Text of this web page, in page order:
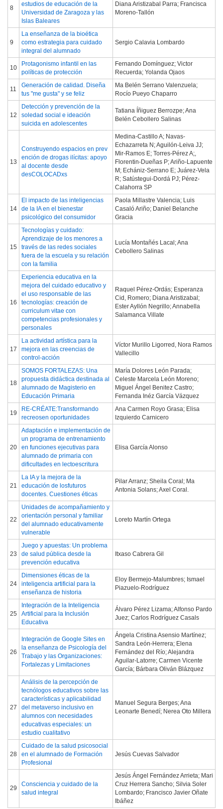
8
estudios de educación de la
Universidad de Zaragoza y las
Islas Baleares
Diana Aristizabal Parra; Francisca
Moreno-Tallón
9
La enseñanza de la bioética
como estrategia para cuidado
integral del alumnado
Sergio Calavia Lombardo
10
Protagonismo infantil en las
políticas de protección
Fernando Domínguez; Victor
Recuerda; Yolanda Ojaos
11
Generación de calidad. Diseña
tus "me gusta" y se feliz
Ma Belén Serrano Valenzuela;
Rocío Pueyo Chaparro
12
Detección y prevención de la
soledad social e ideación
suicida en adolescentes
Tatiana Íñiguez Berrozpe; Ana
Belén Cebollero Salinas
13
Construyendo espacios en prev
ención de drogas ilícitas: apoyo
al docente desde
desCOLOCADxs
Medina-Castillo A; Navas-
Echazarreta N; Aguilón-Leiva JJ;
Mir-Ramos E; Torres-Pérez A;,
Florentin-Dueñas P; Ariño-Lapuente
M; Echániz-Serrano E; Juárez-Vela
R; Satústegui-Dordá PJ; Pérez-
Calahorra SP
14
El impacto de las inteligencias
de la IA en el bienestar
psicológico del consumidor
Paola Millastre Valencia; Luis
Casaló Ariño; Daniel Belanche
Gracia
15
Tecnologías y cuidado:
Aprendizaje de los menores a
través de las redes sociales
fuera de la escuela y su relación
con la familia
Lucía Montañés Lacal; Ana
Cebollero Salinas
16
Experiencia educativa en la
mejora del cuidado educativo y
el uso responsable de las
tecnologías: creación de
curriculum vitae con
competencias profesionales y
personales
Raquel Pérez-Ordás; Esperanza
Cid, Romero; Diana Aristizabal;
Ester Ayllón Negrillo; Annabella
Salamanca Villate
17
La actividad artística para la
mejora en las creencias de
control-acción
Víctor Murillo Ligorred, Nora Ramos
Vallecillo
18
SOMOS FORTALEZAS: Una
propuesta didáctica destinada al
alumnado de Magisterio en
Educación Primaria
María Dolores León Parada;
Celeste Marcela León Moreno;
Miguel Ángel Benitez Castro;
Fernanda Inéz García Vázquez
19
RE-CRÉATE:Transformando
recreosen oportunidades
Ana Carmen Royo Grasa; Elisa
Izquierdo Carnicero
20
Adaptación e implementación de
un programa de entrenamiento
en funciones ejecutivas para
alumnado de primaria con
dificultades en lectoescritura
Elisa García Alonso
21
La IA y la mejora de la
educación de losfuturos
docentes. Cuestiones éticas
Pilar Arranz; Sheila Coral; Ma
Antonia Solans; Axel Coral.
22
Unidades de acompañamiento y
orientación personal y familiar
del alumnado educativamente
vulnerable
Loreto Martín Ortega
23
Juego y apuestas: Un problema
de salud pública desde la
prevención educativa
Itxaso Cabrera Gil
24
Dimensiones éticas de la
inteligencia artificial para la
enseñanza de historia
Eloy Bermejo-Malumbres; Ismael
Piazuelo-Rodríguez
25
Integración de la Inteligencia
Artificial para la Inclusión
Educativa
Álvaro Pérez Lizama; Alfonso Pardo
Juez; Carlos Rodríguez Casals
26
Integración de Google Sites en
la enseñanza de Psicología del
Trabajo y las Organizaciones:
Fortalezas y Limitaciones
Ángela Cristina Asensio Martínez;
Sandra León-Herrera; Elena
Fernández del Río; Alejandra
Aguilar-Latorre; Carmen Vicente
García; Bárbara Oliván Blázquez
27
Análisis de la percepción de
tecnólogos educativos sobre las
características y aplicabilidad
del metaverso inclusivo en
alumnos con necesidades
educativas especiales: un
estudio cualitativo
Manuel Segura Berges; Ana
Leonarte Benedí; Nerea Oto Millera
28
Cuidado de la salud psicosocial
en el alumnado de Formación
Profesional
Jesús Cuevas Salvador
29
Consciencia y cuidado de la
salud integral
Jesús Ángel Fernández Arrieta; Mari
Cruz Herrera Sancho; Silvia Soler
Lombardo; Francisco Javier Oñate
Ibáñez